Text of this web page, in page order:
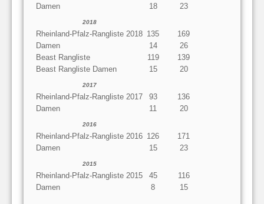
Damen 18 23
2018
Rheinland-Pfalz-Rangliste 2018 135
169
Damen
14
26
Beast Rangliste
119
139
Beast Rangliste Damen
15 20
2017
Rheinland-Pfalz-Rangliste 2017 93
136
Damen
11 20
2016
Rheinland-Pfalz-Rangliste 2016 126
171
Damen
15 23
2015
Rheinland-Pfalz-Rangliste 2015 45
116
Damen
8 15